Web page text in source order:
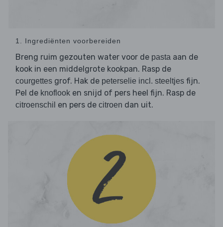
1. Ingrediënten voorbereiden
Breng ruim gezouten water voor de pasta aan de
kook in een middelgrote kookpan. Rasp de
courgettes grof. Hak de peterselie incl. steeltjes fijn.
Pel de knoflook en snijd of pers heel fijn. Rasp de
citroenschil en pers de citroen dan uit.